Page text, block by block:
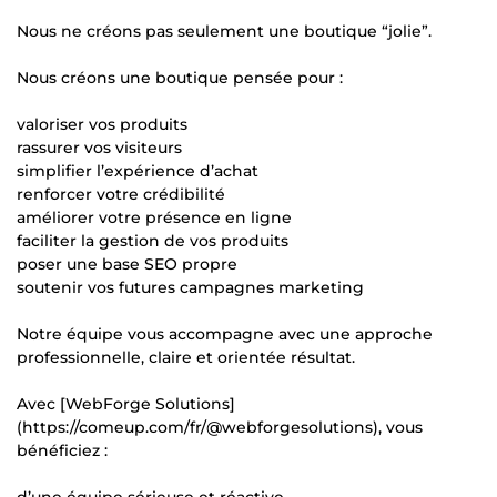
Nous ne créons pas seulement une boutique “jolie”.
Nous créons une boutique pensée pour :
valoriser vos produits
rassurer vos visiteurs
simplifier l’expérience d’achat
renforcer votre crédibilité
améliorer votre présence en ligne
faciliter la gestion de vos produits
poser une base SEO propre
soutenir vos futures campagnes marketing
Notre équipe vous accompagne avec une approche
professionnelle, claire et orientée résultat.
Avec [WebForge Solutions]
(https://comeup.com/fr/@webforgesolutions), vous
bénéficiez :